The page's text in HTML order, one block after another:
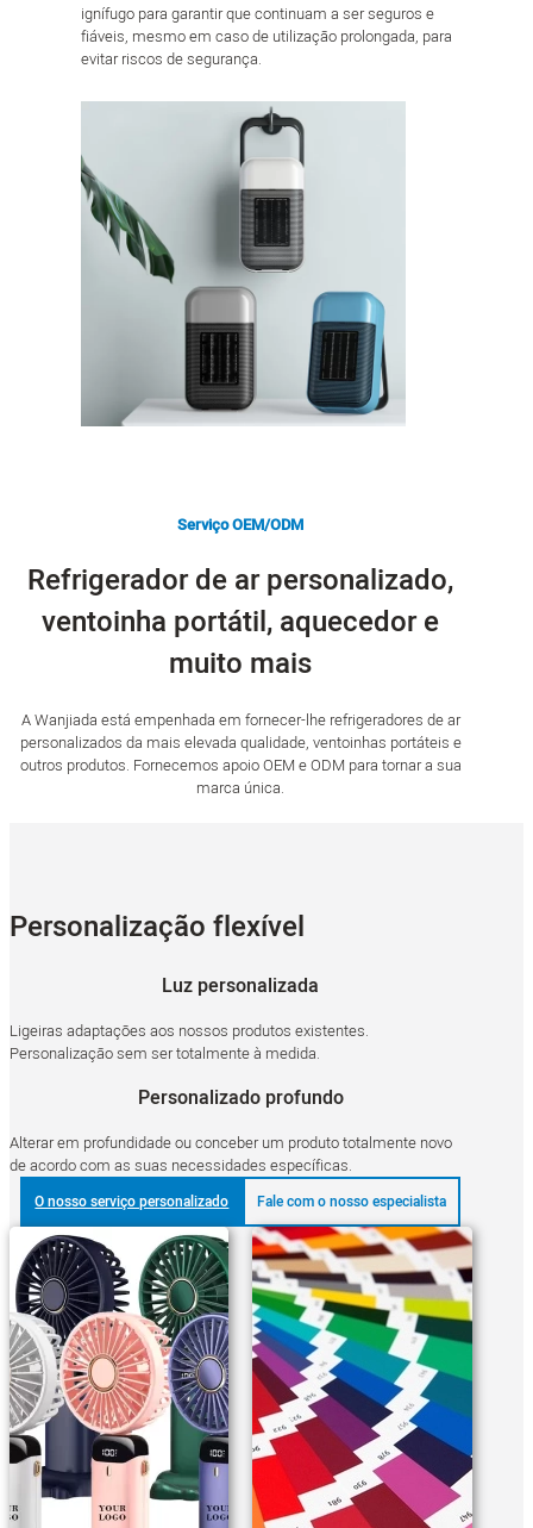
ignífugo para garantir que continuam a ser seguros e
fiáveis, mesmo em caso de utilização prolongada, para
evitar riscos de segurança.
Serviço OEM/ODM
Refrigerador de ar personalizado,
ventoinha portátil, aquecedor e
muito mais
A Wanjiada está empenhada em fornecer-lhe refrigeradores de ar
personalizados da mais elevada qualidade, ventoinhas portáteis e
outros produtos. Fornecemos apoio OEM e ODM para tornar a sua
marca única.
Personalização flexível
Luz personalizada
Ligeiras adaptações aos nossos produtos existentes.
Personalização sem ser totalmente à medida.
Personalizado profundo
Alterar em profundidade ou conceber um produto totalmente novo
de acordo com as suas necessidades específicas.
O nosso serviço personalizado Fale com o nosso especialista